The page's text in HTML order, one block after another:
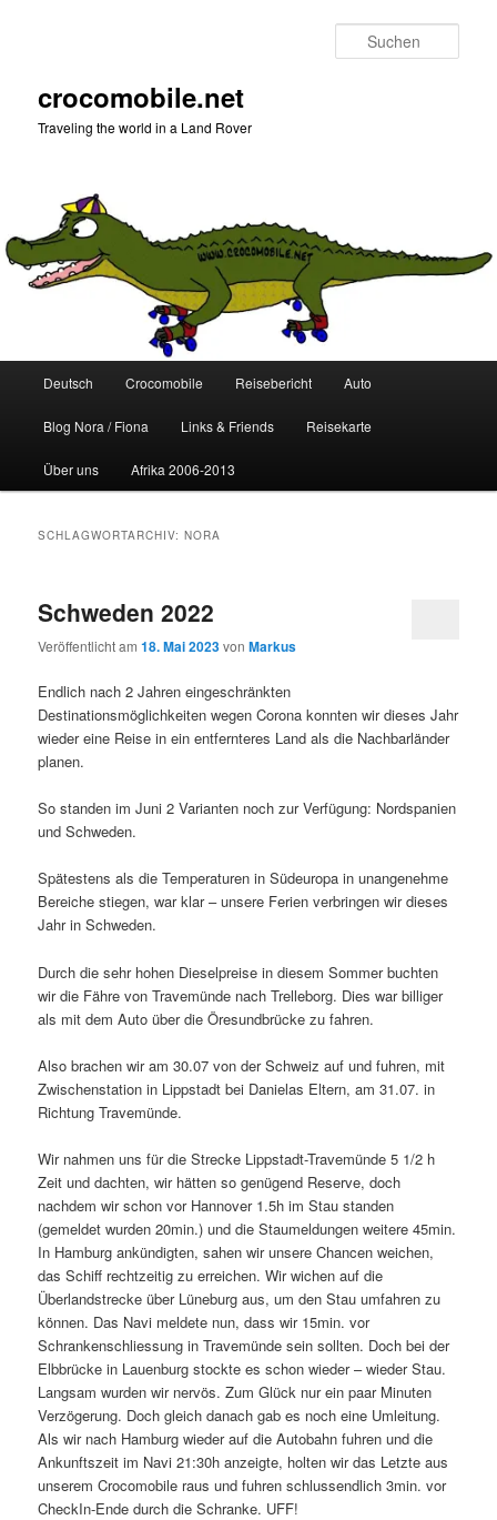
crocomobile.net
Traveling the world in a Land Rover
Deutsch Crocomobile Reisebericht Auto
Blog Nora / Fiona Links & Friends Reisekarte
Über uns Afrika 2006-2013
SCHLAGWORTARCHIV:NORA
Schweden 2022
Veröffentlicht am18. Mai 2023vonMarkus
Endlich nach 2 Jahren eingeschränkten
Destinationsmöglichkeiten wegen Corona konnten wir dieses Jahr
wieder eine Reise in ein entfernteres Land als die Nachbarländer
planen.
So standen im Juni 2 Varianten noch zur Verfügung: Nordspanien
und Schweden.
Spätestens als die Temperaturen in Südeuropa in unangenehme
Bereiche stiegen, war klar – unsere Ferien verbringen wir dieses
Jahr in Schweden.
Durch die sehr hohen Dieselpreise in diesem Sommer buchten
wir die Fähre von Travemünde nach Trelleborg. Dies war billiger
als mit dem Auto über die Öresundbrücke zu fahren.
Also brachen wir am 30.07 von der Schweiz auf und fuhren, mit
Zwischenstation in Lippstadt bei Danielas Eltern, am 31.07. in
Richtung Travemünde.
Wir nahmen uns für die Strecke Lippstadt-Travemünde 5 1/2 h
Zeit und dachten, wir hätten so genügend Reserve, doch
nachdem wir schon vor Hannover 1.5h im Stau standen
(gemeldet wurden 20min.) und die Staumeldungen weitere 45min.
In Hamburg ankündigten, sahen wir unsere Chancen weichen,
das Schiff rechtzeitig zu erreichen. Wir wichen auf die
Überlandstrecke über Lüneburg aus, um den Stau umfahren zu
können. Das Navi meldete nun, dass wir 15min. vor
Schrankenschliessung in Travemünde sein sollten. Doch bei der
Elbbrücke in Lauenburg stockte es schon wieder – wieder Stau.
Langsam wurden wir nervös. Zum Glück nur ein paar Minuten
Verzögerung. Doch gleich danach gab es noch eine Umleitung.
Als wir nach Hamburg wieder auf die Autobahn fuhren und die
Ankunftszeit im Navi 21:30h anzeigte, holten wir das Letzte aus
unserem Crocomobile raus und fuhren schlussendlich 3min. vor
CheckIn-Ende durch die Schranke. UFF!